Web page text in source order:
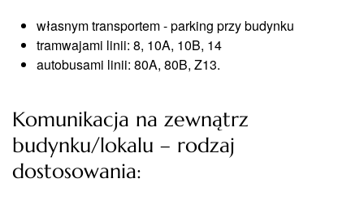
własnym transportem - parking przy budynku
tramwajami linii: 8, 10A, 10B, 14
autobusami linii: 80A, 80B, Z13.
Komunikacja na zewnątrz
budynku/lokalu – rodzaj
dostosowania: